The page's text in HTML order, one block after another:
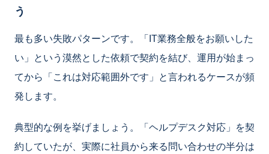
う
最も多い失敗パターンです。「IT業務全般をお願いした
い」という漠然とした依頼で契約を結び、運用が始まっ
てから「これは対応範囲外です」と言われるケースが頻
発します。
典型的な例を挙げましょう。「ヘルプデスク対応」を契
約していたが、実際に社員から来る問い合わせの半分は